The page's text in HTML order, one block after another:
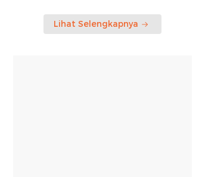
Lihat Selengkapnya